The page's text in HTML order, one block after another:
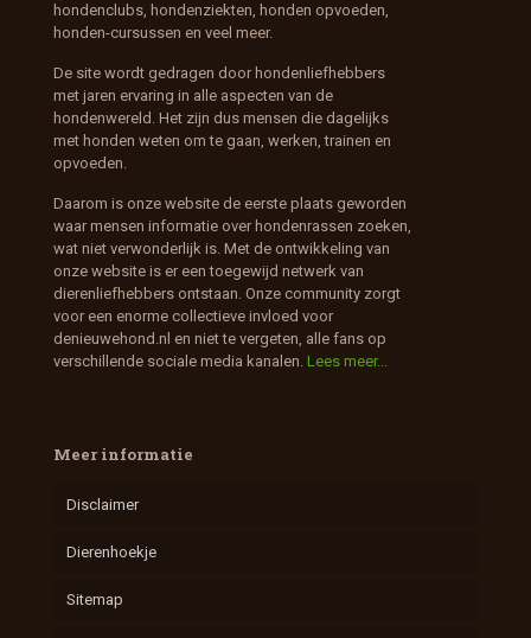
hondenclubs, hondenziekten, honden opvoeden,
honden-cursussen en veel meer.
De site wordt gedragen door hondenliefhebbers
met jaren ervaring in alle aspecten van de
hondenwereld. Het zijn dus mensen die dagelijks
met honden weten om te gaan, werken, trainen en
opvoeden.
Daarom is onze website de eerste plaats geworden
waar mensen informatie over hondenrassen zoeken,
wat niet verwonderlijk is. Met de ontwikkeling van
onze website is er een toegewijd netwerk van
dierenliefhebbers ontstaan. Onze community zorgt
voor een enorme collectieve invloed voor
denieuwehond.nl en niet te vergeten, alle fans op
verschillende sociale media kanalen. Lees meer...
Meer informatie
Disclaimer
Dierenhoekje
Sitemap